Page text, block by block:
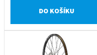
DO KOŠÍKU